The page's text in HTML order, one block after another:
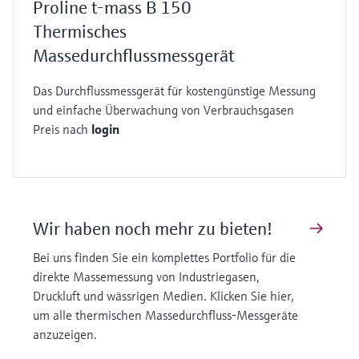
Die entsprechende Kühlwirkung wird gemessen
und sofort durch eine Erhöhung des Heizstroms
kompensiert. Dadurch wird der vorgegebenen
Sollwert der Temperaturdifferenz durchgängig
aufrechterhalten.
Der zur Aufrechterhaltung der
proportional zur Kühlwirkung und damit ein
Je höher die Durchflussgeschwindigkeit – und
somit die zusätzliche Kühlung des beheizten
Sensors – desto höher ist der erforderliche
Heizstrom.
In einer alternativen Variante des Messprinzips
wird der Heizstrom auf einem konstanten Wert
Proline t-mass B 150
Thermisches
Massedurchflussmessgerät
Das Durchflussmessgerät für kostengünstige Messung
und einfache Überwachung von Verbrauchsgasen
Preis nach login
Wir haben noch mehr zu bieten!
Bei uns finden Sie ein komplettes Portfolio für die
direkte Massemessung von Industriegasen,
Druckluft und wässrigen Medien. Klicken Sie hier,
um alle thermischen Massedurchfluss-Messgeräte
anzuzeigen.